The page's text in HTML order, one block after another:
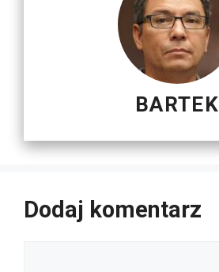
BARTEK
Dodaj komentarz